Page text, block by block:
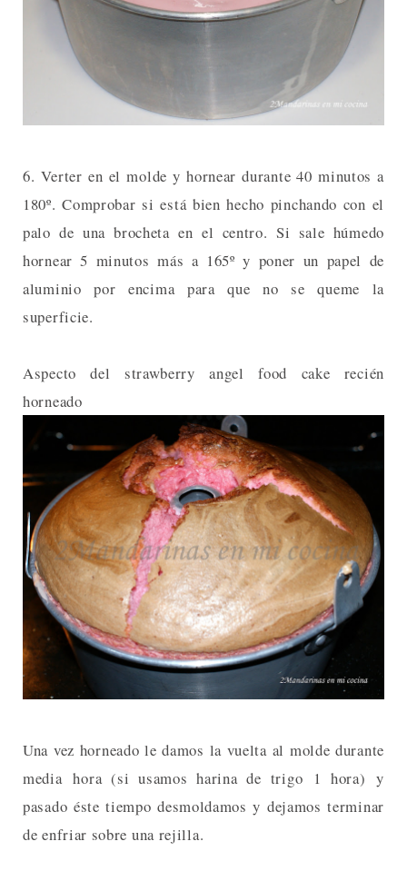
6. Verter en el molde y hornear durante 40 minutos a
180º. Comprobar si está bien hecho pinchando con el
palo de una brocheta en el centro. Si sale húmedo
hornear 5 minutos más a 165º y poner un papel de
aluminio por encima para que no se queme la
superficie.
Aspecto del strawberry angel food cake recién
horneado
Una vez horneado le damos la vuelta al molde durante
media hora (si usamos harina de trigo 1 hora) y
pasado éste tiempo desmoldamos y dejamos terminar
de enfriar sobre una rejilla.